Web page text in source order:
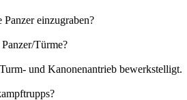
einzugraben?
Türme?
und Kanonenantrieb bewerkstelligt.